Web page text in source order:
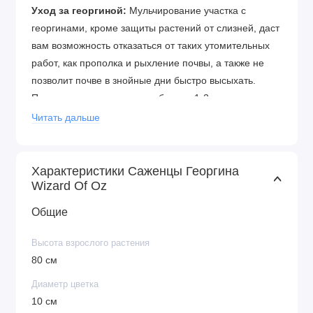
Уход за георгиной: Мульчирование участка с
георгинами, кроме защиты растений от слизней, даст
вам возможность отказаться от таких утомительных
работ, как прополка и рыхление почвы, а также не
позволит почве в знойные дни быстро высыхать.
Поливать георгины нужно обильно 1-2 раза в неделю
(если не идут дожди), но не позволяйте влаге
помогает окучивание после полива. Перед
следующим поливом почву от стеблей нужно
подходит любой тип почвы. При правильной посадке
георгины нормально растут как на черноземе, так и
на суглинке и песчанике. Несмотря на то, что тип и
состав почвы не особо важен, место посадки должно
Читать дальше
Характеристики Саженцы Георгина
Wizard Of Oz
Общие
Высота взрослого растения
80 см
Диаметр цветка
10 см